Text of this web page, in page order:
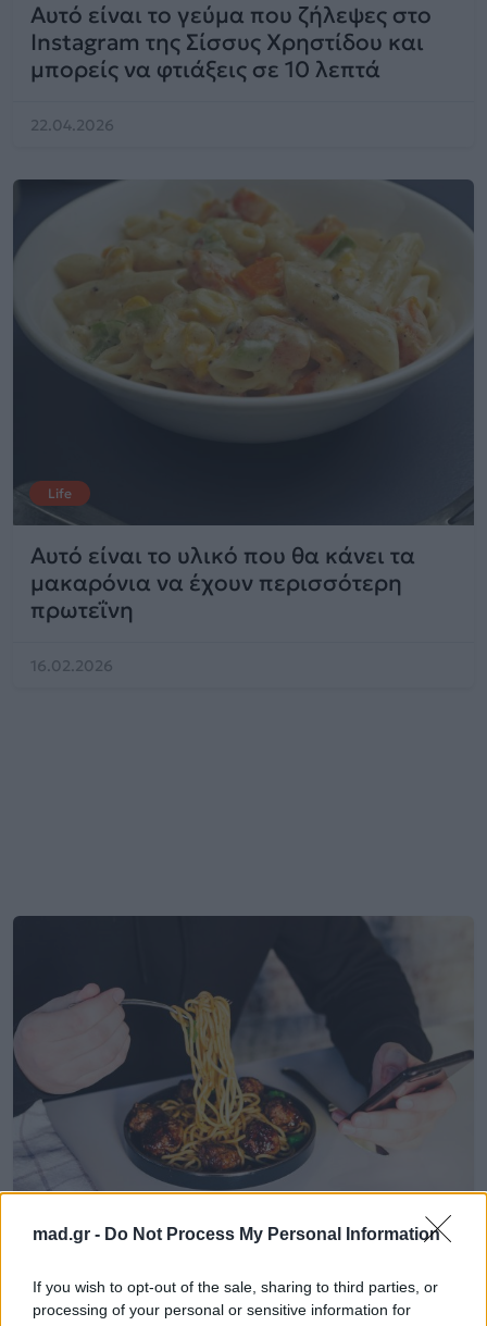
mad.gr - Do Not Process My Personal Information
If you wish to opt-out of the sale, sharing to third parties, or
processing of your personal or sensitive information for
Αυτό είναι το γεύμα που ζήλεψες στο
Instagram της Σίσσυς Χρηστίδου και
μπορείς να φτιάξεις σε 10 λεπτά
22.04.2026
Life
Αυτό είναι το υλικό που θα κάνει τα
μακαρόνια να έχουν περισσότερη
πρωτεΐνη
16.02.2026
Life
Αυτό το συστατικό είναι το μυστικό για
πιο πρωτεϊνούχα και υγιεινά ζυμαρικά